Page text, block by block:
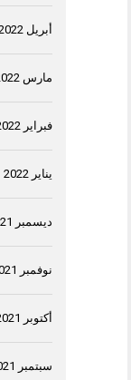
أبريل 2022
مارس 2022
فبراير 2022
يناير 2022
ديسمبر 2021
نوفمبر 2021
أكتوبر 2021
سبتمبر 2021